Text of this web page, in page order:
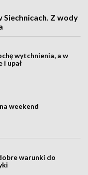
Siechnicach. Z wody
wytchnienia, a w
i upał
weekend
warunki do